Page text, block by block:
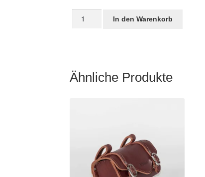
Menge
In den Warenkorb
Ähnliche Produkte